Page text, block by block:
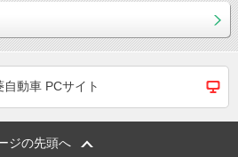
自動車 PCサイト
ジの先頭へ